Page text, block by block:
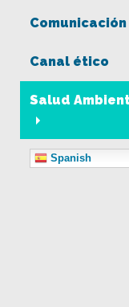
Comunicación
Canal ético
Salud
Spanish